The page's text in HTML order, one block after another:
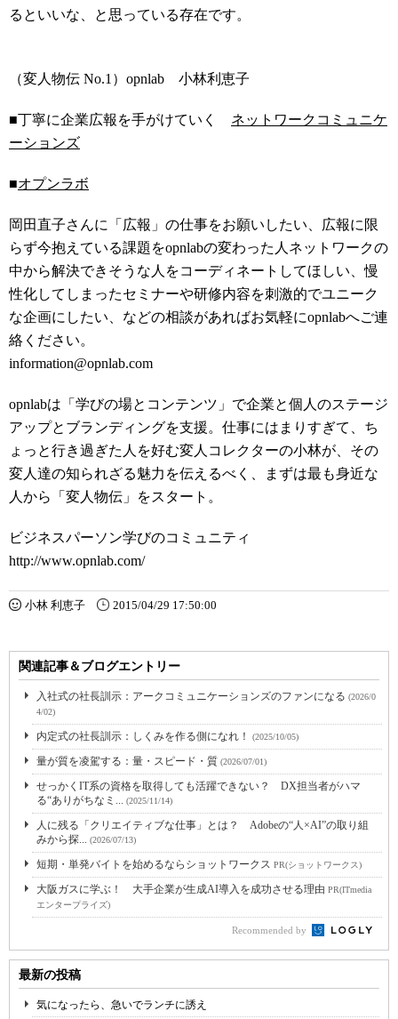
るといいな、と思っている存在です。
（変人物伝 No.1） opnlab 小林利恵子
■丁寧に企業広報を手がけていく ネットワークコミュニケ
ーションズ
■オプンラボ
岡田直子さんに「広報」の仕事をお願いしたい、広報に限
らず今抱えている課題をopnlabの変わった人ネットワークの
中から解決できそうな人をコーディネートしてほしい、慢
性化してしまったセミナーや研修内容を刺激的でユニーク
な企画にしたい、などの相談があればお気軽にopnlabへご連
絡ください。
information@opnlab.com
opnlabは「学びの場とコンテンツ」で企業と個人のステージ
アップとブランディングを支援。仕事にはまりすぎて、ち
ょっと行き過ぎた人を好む変人コレクターの小林が、その
変人達の知られざる魅力を伝えるべく、まずは最も身近な
人から「変人物伝」をスタート。
ビジネスパーソン学びのコミュニティ
http://www.opnlab.com/
小林 利恵子 2015/04/29 17:50:00
関連記事＆ブログエントリー
入社式の社長訓示：アークコミュニケーションズのファンになる (2026/0
4/02)
内定式の社長訓示：しくみを作る側になれ！ (2025/10/05)
量が質を凌駕する：量・スピード・質 (2026/07/01)
せっかくIT系の資格を取得しても活躍できない？ DX担当者がハマ
る“ありがちなミ... (2025/11/14)
人に残る「クリエイティブな仕事」とは？ Adobeの“人×AI”の取り組
みから探... (2026/07/13)
短期・単発バイトを始めるならショットワークス PR(ショットワークス)
大阪ガスに学ぶ！ 大手企業が生成AI導入を成功させる理由 PR(ITmedia
エンタープライズ)
Recommended by
最新の投稿
気になったら、急いでランチに誘え